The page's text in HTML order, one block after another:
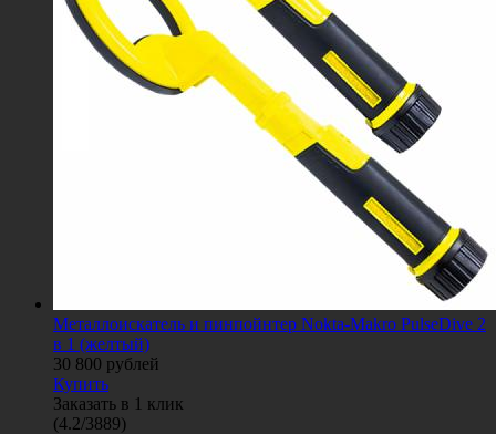
Металлоискатель и пинпойнтер Nokta-Makro PulseDive 2
в 1 (желтый)
30 800 рублей
Купить
Заказать в 1 клик
(4.2/3889)